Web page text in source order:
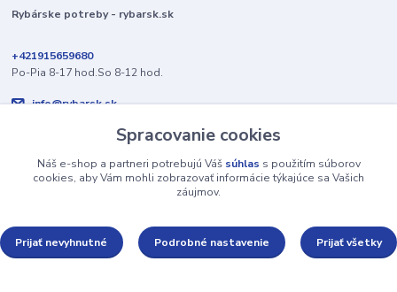
Rybárske potreby - rybarsk.sk
+421915659680
Po-Pia 8-17 hod.So 8-12 hod.
info@rybarsk.sk
Upravit sběr cookies.
Spracovanie cookies
Náš e-shop a partneri potrebujú Váš súhlas s použitím súborov
cookies, aby Vám mohli zobrazovať informácie týkajúce sa Vašich
záujmov.
Prijať nevyhnutné Podrobné nastavenie Prijať všetky